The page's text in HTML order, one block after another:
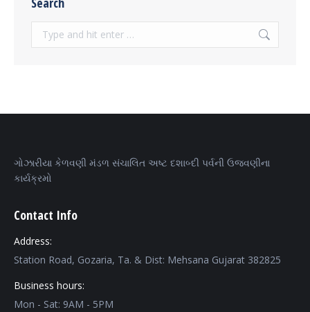
Search:
ગોઝારીયા કેળવણી મંડળ સંચાલિત અષ્ટ દશાબ્દી પર્વની ઉજવણીના
કાર્યક્રમો
Contact Info
Address:
Station Road, Gozaria, Ta. & Dist: Mehsana Gujarat 382825
Business hours:
Mon - Sat: 9AM - 5PM